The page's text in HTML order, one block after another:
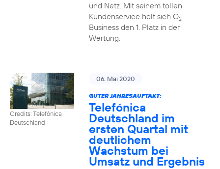
und Netz. Mit seinem tollen
Kundenservice holt sich O2
Business den 1. Platz in der
Wertung.
Credits: Telefónica
Deutschland
06. Mai 2020
GUTER JAHRESAUFTAKT:
Telefónica
Deutschland im
ersten Quartal mit
deutlichem
Wachstum bei
Umsatz und Ergebnis